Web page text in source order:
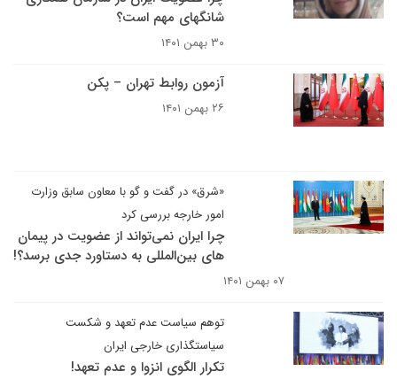
شانگهای مهم است؟
۳۰ بهمن ۱۴۰۱
آزمون روابط تهران – پکن
۲۶ بهمن ۱۴۰۱
«شرق» در گفت و گو با معاون سابق وزارت
امور خارجه بررسی کرد
چرا ایران نمی‌تواند از عضویت در پیمان
های بین‌المللی به دستاورد جدی برسد؟!
۰۷ بهمن ۱۴۰۱
توهم سیاست عدم تعهد و شکست
سیاستگذاری خارجی ایران
تکرار الگوی انزوا و عدم تعهد!